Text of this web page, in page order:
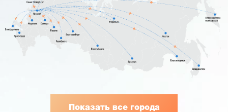
Показать все города